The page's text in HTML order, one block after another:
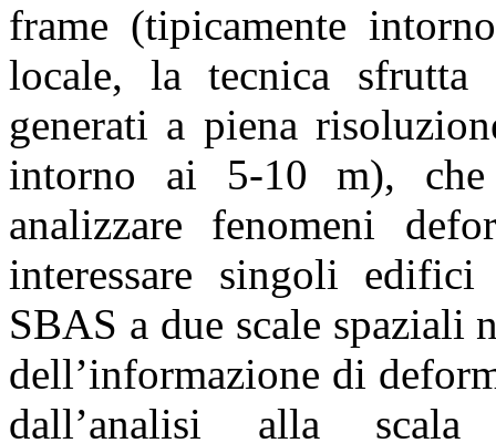
frame (tipicamente
locale, la tecnica sfrutta
generati a piena
intorno ai 5-10 m), che
analizzare fenomeni
interessare singoli
SBAS a due scale spaziali
dell’informazione di
dall’analisi alla